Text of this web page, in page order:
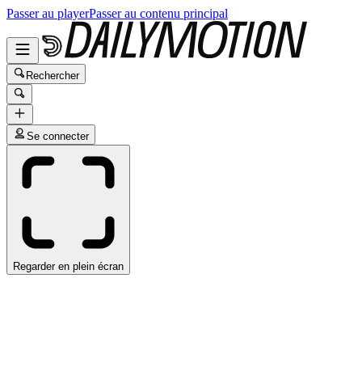
Passer au playerPasser au contenu principal
Rechercher
Se connecter
Regarder en plein écran